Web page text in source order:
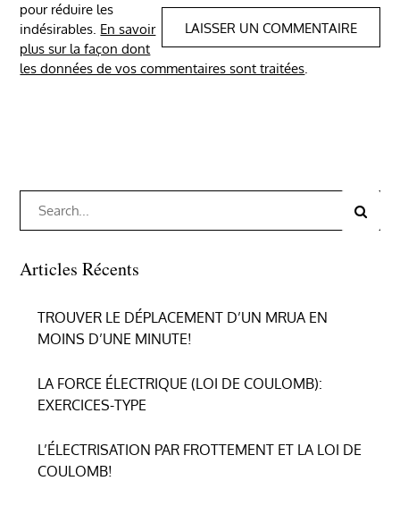
pour réduire les
indésirables. En savoir
plus sur la façon dont
les données de vos commentaires sont traitées.
for:
Search
Articles Récents
TROUVER LE DÉPLACEMENT D’UN MRUA EN
MOINS D’UNE MINUTE!
LA FORCE ÉLECTRIQUE (LOI DE COULOMB):
EXERCICES-TYPE
L’ÉLECTRISATION PAR FROTTEMENT ET LA LOI DE
COULOMB!